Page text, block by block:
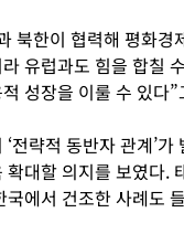
북한이 협력해 평화
유럽과도 힘을 합칠
성장을 이룰 수 있다
전략적 동반자 관계’
대할 의지를 보였다.
국에서 건조한 사례도